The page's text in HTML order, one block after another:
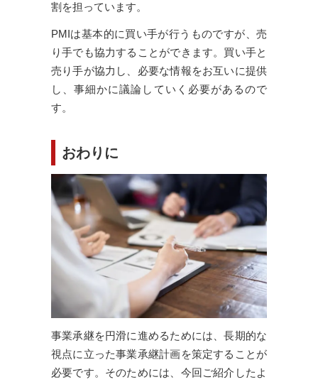
割を担っています。
PMIは基本的に買い手が行うものですが、売
り手でも協力することができます。買い手と
売り手が協力し、必要な情報をお互いに提供
し、事細かに議論していく必要があるので
す。
おわりに
事業承継を円滑に進めるためには、長期的な
視点に立った事業承継計画を策定することが
必要です。そのためには、今回ご紹介したよ